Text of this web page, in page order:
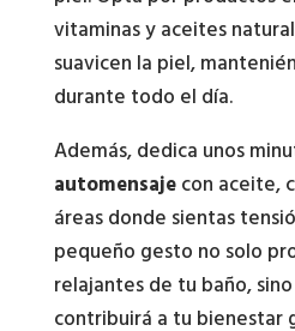
vitaminas y aceites
suavicen la piel,
durante todo el día.
Además, dedica unos
automensajecon aceite,
áreas donde sientas
pequeño gesto no solo
relajantes de tu baño,
contribuirá a tu bienestar